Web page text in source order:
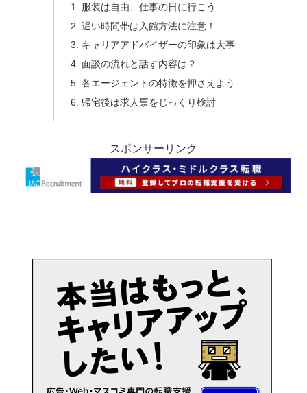
服装は自由、仕事の日に行こう
遅い時間帯は入館方法に注意！
キャリアアドバイザーの印象は大事
面談の流れと話す内容は？
各エージェントの特徴を押さえよう
帰宅後は求人票をじっくり検討
スポンサーリンク